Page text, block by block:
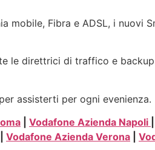
mobile, Fibra e ADSL, i nuovi
le direttrici di traffico e
assisterti per ogni evenienza.
Vodafone Azienda Napoli
Vodafone Azienda Verona